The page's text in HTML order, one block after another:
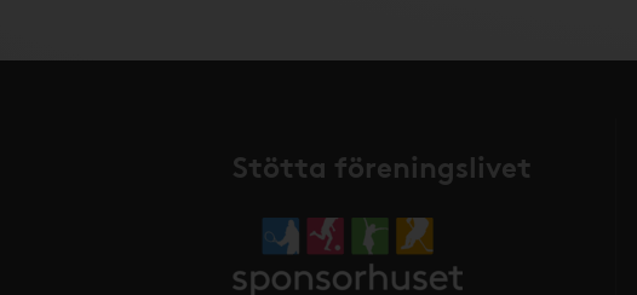
Stötta föreningslivet